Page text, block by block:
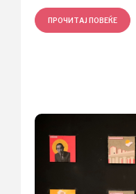
ПРОЧИТАЈ ПОВЕЌЕ